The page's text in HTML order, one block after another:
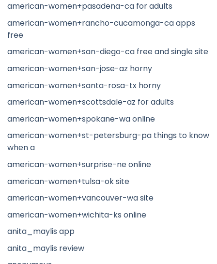
american-women+pasadena-ca for adults
american-women+rancho-cucamonga-ca apps
free
american-women+san-diego-ca free and single site
american-women+san-jose-az horny
american-women+santa-rosa-tx horny
american-women+scottsdale-az for adults
american-women+spokane-wa online
american-women+st-petersburg-pa things to know
when a
american-women+surprise-ne online
american-women+tulsa-ok site
american-women+vancouver-wa site
american-women+wichita-ks online
anita_maylis app
anita_maylis review